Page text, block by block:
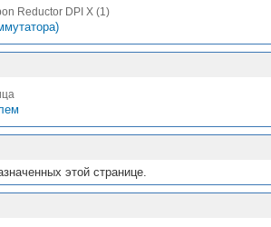
Reductor DPI X (1)
этой странице.